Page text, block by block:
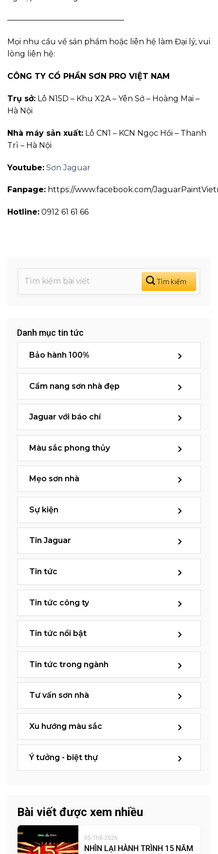
———————————————
Mọi nhu cầu về sản phẩm hoặc liên hệ làm Đại lý, vui
lòng liên hệ:
CÔNG TY CỔ PHẦN SƠN PRO VIỆT NAM
Trụ sở: Lô N15D – Khu X2A – Yên Sở – Hoàng Mai –
Hà Nội
Nhà máy sản xuất: Lô CN1 – KCN Ngọc Hồi – Thanh
Trì – Hà Nội
Youtube: Sơn Jaguar
Fanpage: https://www.facebook.com/
Hotline: 0912 61 61 66
Danh mục tin tức
Bảo hành 100%
Cẩm nang sơn nhà đẹp
Jaguar với báo chí
Màu sắc phong thủy
Mẹo sơn nhà
Sự kiện
Tin Jaguar
Tin tức
Tin tức công ty
Tin tức nổi bật
Tin tức trong ngành
Tư vấn sơn nhà
Xu hướng màu sắc
Ý tưởng - biệt thự
Bài viết được xem nhiều
05-Th8-2026
NHÌN LẠI HÀNH TRÌNH 15 NĂM